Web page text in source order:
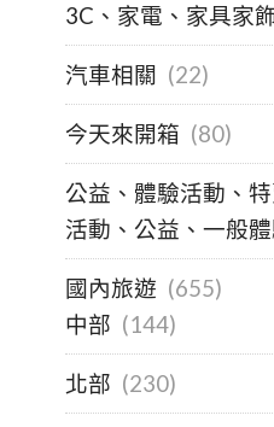
3C、家電、家具家
汽車相關 (22)
今天來開箱 (80)
公益、體驗活動、
活動、公益、一般
國內旅遊 (655)
中部 (144)
北部 (230)